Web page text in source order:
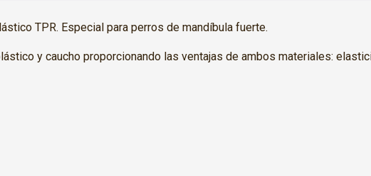
TPR. Especial para perros de mandíbula fuerte.
y caucho proporcionando las ventajas de ambos materiales: